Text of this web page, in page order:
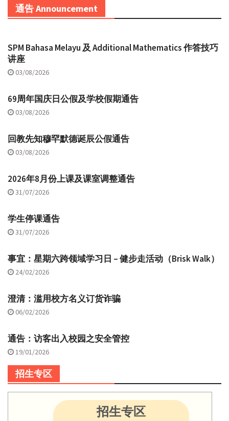
通告 Announcement
SPM Bahasa Melayu 及 Additional Mathematics 作答技巧
讲座
03/08/2026
69周年国庆日公假及学校假期通告
03/08/2026
回教先知穆罕默德诞辰公假通告
03/08/2026
2026年8月份上课及课室调整通告
31/07/2026
学生停课通告
31/07/2026
事宜：星期六跨领域学习日 – 健步走活动（Brisk Walk）
24/02/2026
澄清：滥用校方名义订货诈骗
06/02/2026
通告：访客出入校园之安全管控
19/01/2026
招生专区
招生专区